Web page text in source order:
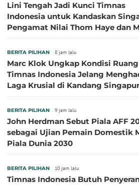
Lini Tengah Jadi Kunci Timnas
Indonesia untuk Kandaskan
Pengamat Nilai Thom Haye dan
BERITA PILIHAN 8 jam lalu
Marc Klok Ungkap Kondisi
Timnas Indonesia Jelang
Laga Krusial di Kandang
BERITA PILIHAN 9 jam lalu
John Herdman Sebut Piala AFF
sebagai Ujian Pemain Domestik
Piala Dunia 2030
BERITA PILIHAN 10 jam lalu
Timnas Indonesia Butuh